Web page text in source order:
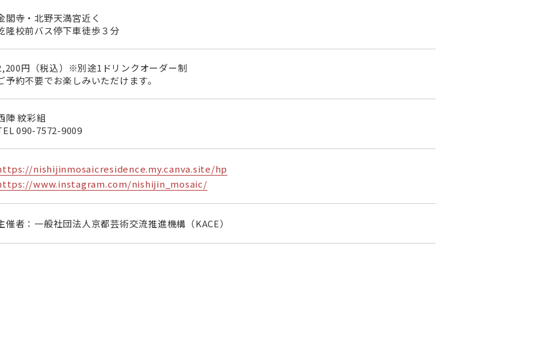
閣寺・北野天満宮近く
隆校前バス停下車徒歩３分
円（税込）※別途1ドリンクオーダー制
予約不要でお楽しみいただけます。
陣 紋彩組
090-7572-9009
nishijinmosaicresidence.my.canva.site/hp
www.instagram.com/nishijin_mosaic/
催者：一般社団法人京都芸術交流推進機構（KACE）